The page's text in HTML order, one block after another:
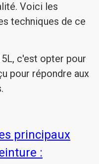
Voici les
techniques de ce
c'est opter pour
pour répondre aux
principaux
: